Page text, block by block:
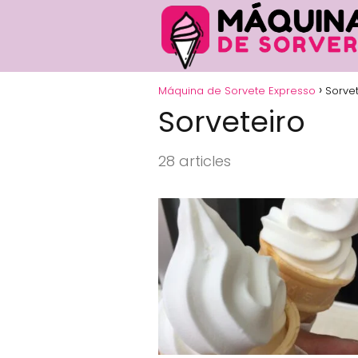
Máquina de Sorvete Expresso
Sorveteiro
28 articles